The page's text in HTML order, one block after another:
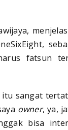
fatsun
itu sangat
owner, ya,
bisa